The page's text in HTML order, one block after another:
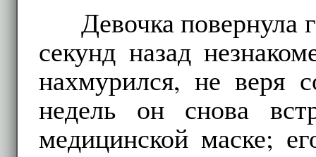
Девочка повернула
секунд назад
нахмурился, не веря
недель он снова
медицинской маске;